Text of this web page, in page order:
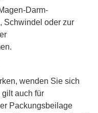
Darm-
Schwindel oder zur
wenden Sie sich
gilt auch für
Packungsbeilage